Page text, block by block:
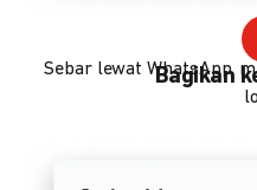
Bagikan
Sebar lewat WhatsApp,